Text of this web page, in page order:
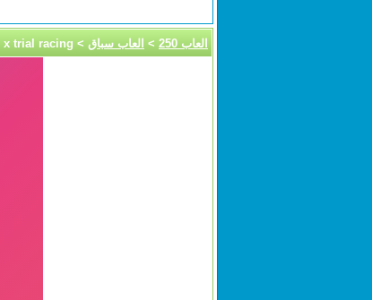
العاب 250 > العاب سباق > x trial racing